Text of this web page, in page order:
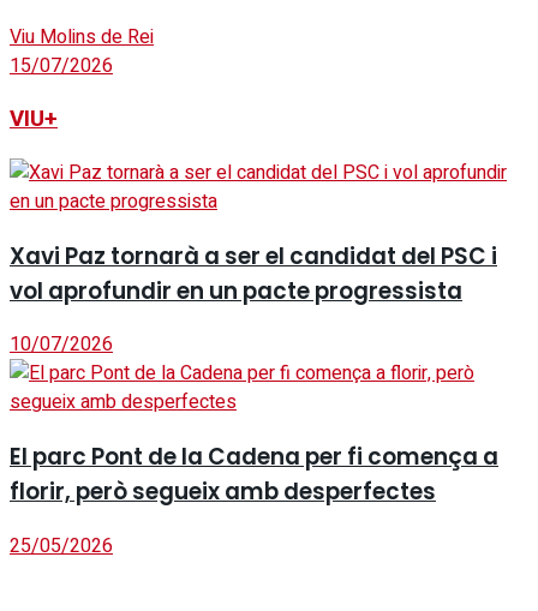
Viu Molins de Rei
15/07/2026
VIU+
Xavi Paz tornarà a ser el candidat del PSC i
vol aprofundir en un pacte progressista
10/07/2026
El parc Pont de la Cadena per fi comença a
florir, però segueix amb desperfectes
25/05/2026